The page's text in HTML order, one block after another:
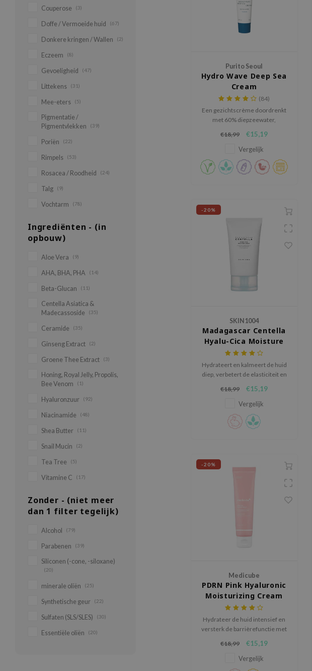
Couperose (3)
Doffe / Vermoeide huid (67)
Donkere kringen / Wallen (2)
Eczeem (8)
Gevoeligheid (47)
Littekens (31)
Mee-eters (5)
Pigmentatie /
Pigmentvlekken
(39)
Poriën (22)
Rimpels (53)
Rosacea / Roodheid (24)
Talg (9)
Vochtarm (78)
Ingrediënten - (in
opbouw)
Aloe Vera (9)
AHA, BHA, PHA (14)
Beta-Glucan (11)
Centella Asiatica &
Madecassoside
(35)
Ceramide (35)
Ginseng Extract (2)
Groene Thee Extract (3)
Honing, Royal Jelly, Propolis,
Bee Venom
(1)
Hyaluronzuur (92)
Niacinamide (48)
Shea Butter (11)
Snail Mucin (2)
Tea Tree (5)
Vitamine C (17)
Zonder - (niet meer
dan 1 filter tegelijk)
Alcohol (79)
Parabenen (39)
Siliconen (-cone, -siloxane)
(20)
minerale oliën (25)
Synthetische geur (22)
Sulfaten (SLS/SLES) (30)
Essentiële oliën (20)
Purito Seoul
Hydro Wave Deep Sea
Cream
(84)
Een gezichtscrème doordrenkt
met 60% diepzeewater,
zeewierextracten om de huid
gehydrateerd en glad te
houden.
€18,99 €15,19
Vergelijk
-20%
SKIN1004
Madagascar Centella
Hyalu-Cica Moisture
Cream
Hydrateert en kalmeert de huid
diep, verbetert de elasticiteit en
tegen.
€18,99 €15,19
Vergelijk
-20%
Medicube
PDRN Pink Hyaluronic
Moisturizing Cream
Hydrateer de huid intensief en
versterk de barrièrefunctie met
Hyaluronic Moisturizing Cream,
een lichte, waterige crème
verrijkt met zalm-DNA PDRN,
€18,99 €15,19
Vergelijk